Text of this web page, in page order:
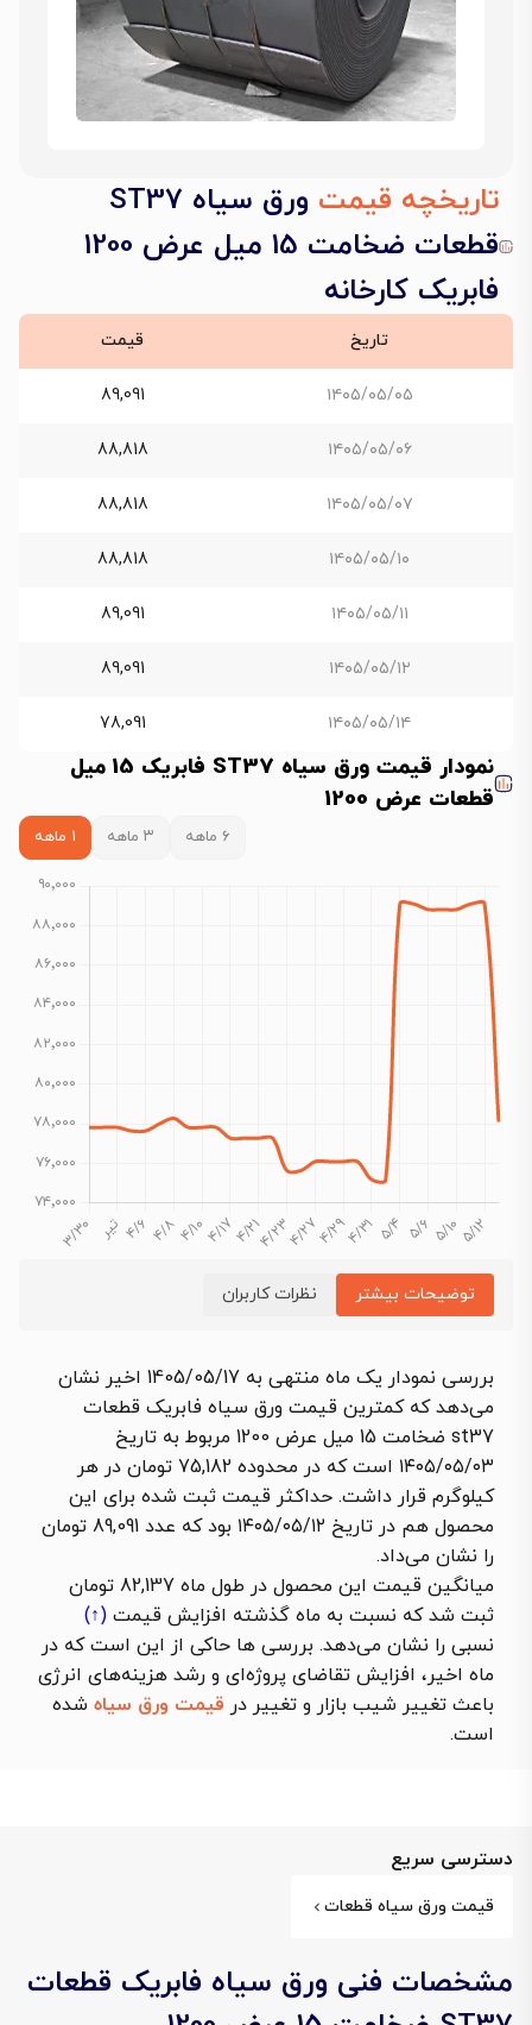
تاریخچه قیمت
ورق سیاه ST37
قطعات ضخامت 15 میل عرض 1200
فابریک کارخانه
تاریخ قیمت
۱۴۰۵/۰۵/۰۵ 89,091
۱۴۰۵/۰۵/۰۶ 88,818
۱۴۰۵/۰۵/۰۷ 88,818
۱۴۰۵/۰۵/۱۰ 88,818
۱۴۰۵/۰۵/۱۱ 89,091
۱۴۰۵/۰۵/۱۲ 89,091
۱۴۰۵/۰۵/۱۴ 78,091
نمودار قیمت ورق سیاه ST37 فابریک 15 میل
قطعات عرض 1200
۶ ماهه ۳ ماهه ۱ ماهه
توضیحات بیشتر نظرات کاربران
بررسی نمودار یک ماه منتهی به 1405/05/17 اخیر نشان
می‌دهد که کمترین قیمت ورق سیاه فابریک قطعات
st37 ضخامت 15 میل عرض 1200 مربوط به تاریخ
۱۴۰۵/۰۵/۰۳ است که در محدوده 75,182 تومان در هر
کیلوگرم قرار داشت. حداکثر قیمت ثبت شده برای این
محصول هم در تاریخ ۱۴۰۵/۰۵/۱۲ بود که عدد 89,091 تومان
را نشان می‌داد.
میانگین قیمت این محصول در طول ماه 82,137 تومان
ثبت شد که نسبت به ماه گذشته افزایش قیمت (↑)
نسبی را نشان می‌دهد. بررسی ها حاکی از این است که در
ماه اخیر، افزایش تقاضای پروژه‌ای و رشد هزینه‌های انرژی
باعث تغییر شیب بازار و تغییر در قیمت ورق سیاه شده
است.
دسترسی سریع
قیمت ورق سیاه قطعات
مشخصات فنی ورق سیاه فابریک قطعات